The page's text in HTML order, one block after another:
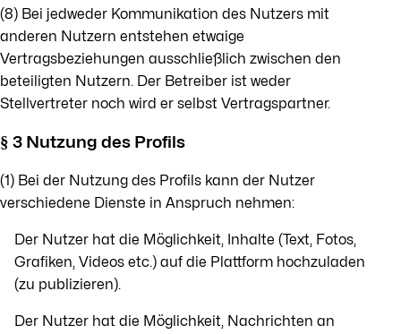
(8) Bei jedweder Kommunikation des Nutzers mit
anderen Nutzern entstehen etwaige
Vertragsbeziehungen ausschließlich zwischen den
beteiligten Nutzern. Der Betreiber ist weder
Stellvertreter noch wird er selbst Vertragspartner.
§ 3 Nutzung des Profils
(1) Bei der Nutzung des Profils kann der Nutzer
verschiedene Dienste in Anspruch nehmen:
Der Nutzer hat die Möglichkeit, Inhalte (Text, Fotos,
Grafiken, Videos etc.) auf die Plattform hochzuladen
(zu publizieren).
Der Nutzer hat die Möglichkeit, Nachrichten an